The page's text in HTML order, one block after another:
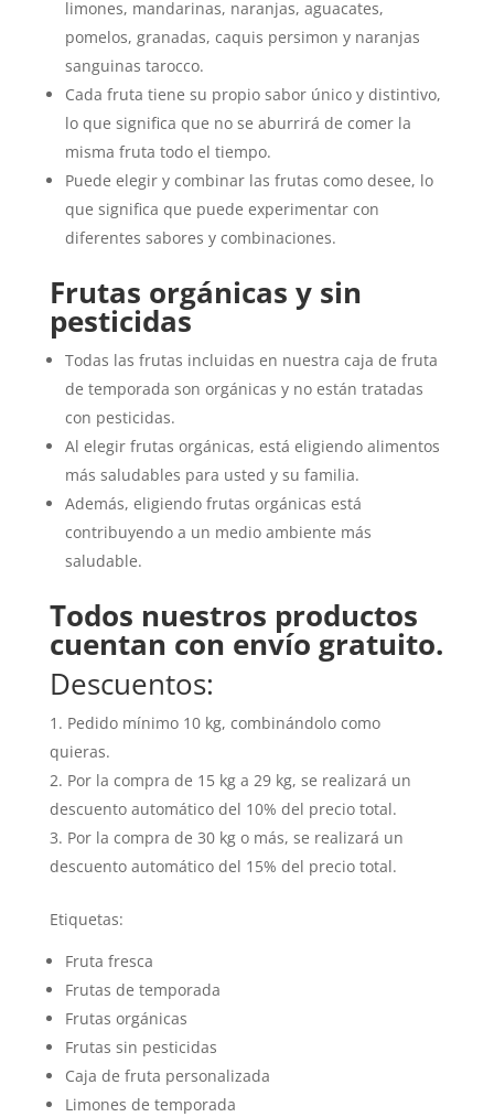
limones, mandarinas, naranjas, aguacates,
pomelos, granadas, caquis persimon y naranjas
sanguinas tarocco.
Cada fruta tiene su propio sabor único y distintivo,
lo que significa que no se aburrirá de comer la
misma fruta todo el tiempo.
Puede elegir y combinar las frutas como desee, lo
que significa que puede experimentar con
diferentes sabores y combinaciones.
Frutas orgánicas y sin
pesticidas
Todas las frutas incluidas en nuestra caja de fruta
de temporada son orgánicas y no están tratadas
con pesticidas.
Al elegir frutas orgánicas, está eligiendo alimentos
más saludables para usted y su familia.
Además, eligiendo frutas orgánicas está
contribuyendo a un medio ambiente más
saludable.
Todos nuestros productos
cuentan con envío gratuito.
Descuentos:
Pedido mínimo 10 kg, combinándolo como
quieras.
Por la compra de 15 kg a 29 kg, se realizará un
descuento automático del 10% del precio total.
Por la compra de 30 kg o más, se realizará un
descuento automático del 15% del precio total.
Etiquetas:
Fruta fresca
Frutas de temporada
Frutas orgánicas
Frutas sin pesticidas
Caja de fruta personalizada
Limones de temporada